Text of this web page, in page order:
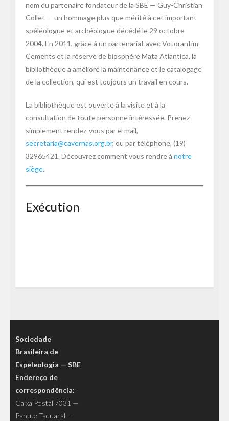
nom du partenaire fondateur de la SBE — Guy-Christian
Collet — un hommage plus que mérité à cet important
spéléologue et archéologue décédé le 29 octobre
2004. En 2011, grâce à un partenariat avec Votorantim
Cements et la réserve de biosphère Mata Atlantica, la
bibliothèque a amélioré la maintenance et le catalogage
de la collection, qui est toujours un travail en cours.
La bibliothèque est ouverte à la visite et à la
consultation de toute personne intéressée. Prenez
simplement rendez-vous par e-mail,
secretaria@cavernas.org.br, ou par téléphone, (19)
32965421. Découvrez comment vous rendre à notre
siège.
Exécution
Sociedade
Brasileira de
Espeleologia — SBE
Endereço de
correspondência:
Caixa Postal 7031 —
Parque Taquaral —